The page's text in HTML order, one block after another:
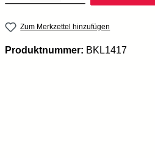
Zum Merkzettel hinzufügen
Produktnummer: BKL1417